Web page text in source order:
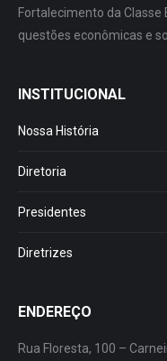
Fortalecimento da
questões econômicas e
INSTITUCIONAL
Nossa História
Diretoria
Presidentes
Diretrizes
ENDEREÇO
Rua Floresta, 100 –